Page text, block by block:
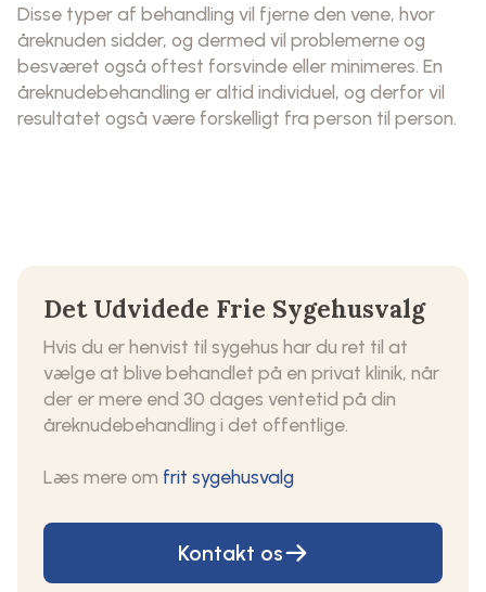
Disse typer af behandling vil fjerne den vene, hvor
åreknuden sidder, og dermed vil problemerne og
besværet også oftest forsvinde eller minimeres. En
åreknudebehandling er altid individuel, og derfor vil
resultatet også være forskelligt fra person til person.
Det Udvidede Frie Sygehusvalg
Hvis du er henvist til sygehus har du ret til at
vælge at blive behandlet på en privat klinik, når
der er mere end 30 dages ventetid på din
åreknudebehandling i det offentlige.
Læs mere om frit sygehusvalg
Kontakt os